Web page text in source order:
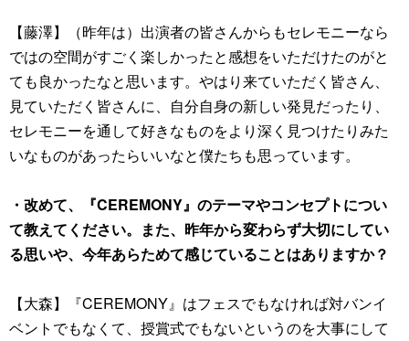
【藤澤】（昨年は）出演者の皆さんからもセレモニーなら
ではの空間がすごく楽しかったと感想をいただけたのがと
ても良かったなと思います。やはり来ていただく皆さん、
見ていただく皆さんに、自分自身の新しい発見だったり、
セレモニーを通して好きなものをより深く見つけたりみた
いなものがあったらいいなと僕たちも思っています。
・改めて、『CEREMONY』のテーマやコンセプトについ
て教えてください。また、昨年から変わらず大切にしてい
る思いや、今年あらためて感じていることはありますか？
【大森】『CEREMONY』はフェスでもなければ対バンイ
ベントでもなくて、授賞式でもないというのを大事にして